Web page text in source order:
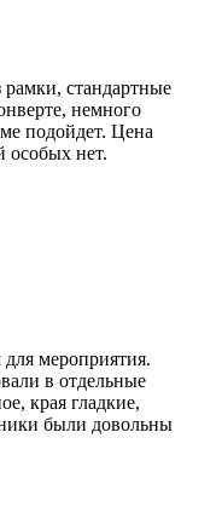
рамки, стандартные
немного
подойдет. Цена
особых нет.
для мероприятия.
в отдельные
края гладкие,
были довольны